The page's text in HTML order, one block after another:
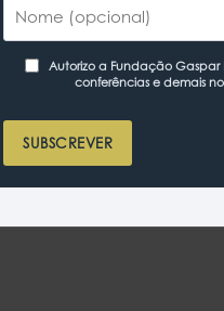
Autorizo a Fundação Gaspar
conferências e demais
SUBSCREVER